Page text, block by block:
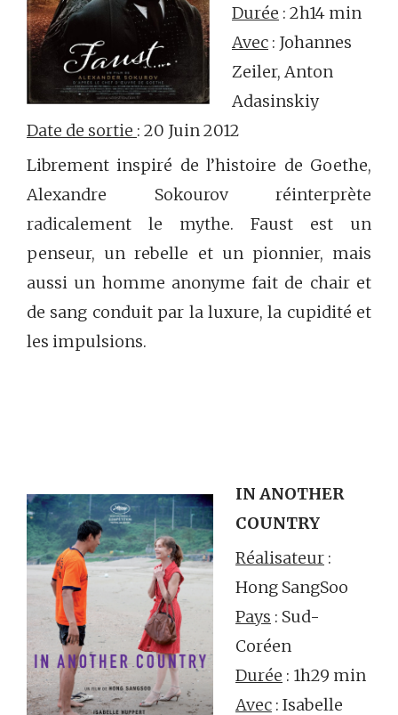
Durée : 2h14 min
Avec : Johannes
Zeiler, Anton
Adasinskiy
Date de sortie : 20 Juin 2012
Librement inspiré de l’histoire de Goethe,
Alexandre Sokourov réinterprète
radicalement le mythe. Faust est un
penseur, un rebelle et un pionnier, mais
aussi un homme anonyme fait de chair et
de sang conduit par la luxure, la cupidité et
les impulsions.
IN ANOTHER
COUNTRY
Réalisateur :
Hong SangSoo
Pays : Sud-
Coréen
Durée : 1h29 min
Avec : Isabelle